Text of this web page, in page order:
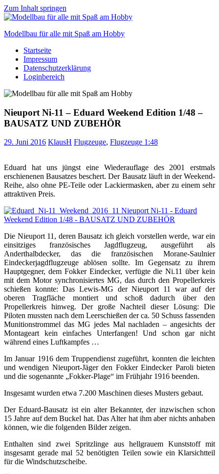
Zum Inhalt springen
Modellbau für alle mit Spaß am Hobby
Scale
modelling
to
Startseite
Impressum
Datenschutzerklärung
Loginbereich
Nieuport Ni-11 – Eduard Weekend Edition 1/48 –
BAUSATZ UND ZUBEHÖR
29. Juni 2016 KlausH Flugzeuge, Flugzeuge 1:48
Eduard hat uns jüngst eine Wiederauflage des 2001 erstmals
erschienenen Bausatzes beschert. Der Bausatz läuft in der Weekend-
Reihe, also ohne PE-Teile oder Lackiermasken, aber zu einem sehr
attraktiven Preis.
Die Nieuport 11, deren Bausatz ich gleich vorstellen werde, war ein
einsitziges französisches Jagdflugzeug, ausgeführt als
Anderthalbdecker, das die französischen Morane-Saulnier
Eindeckerjagdflugzeuge ablösen sollte. Im Gegensatz zu ihrem
Hauptgegner, dem Fokker Eindecker, verfügte die Ni.11 über kein
mit dem Motor synchronisiertes MG, das durch den Propellerkreis
schießen konnte: Das Lewis-MG der Nieuport 11 war auf der
oberen Tragfläche montiert und schoß dadurch über den
Propellerkreis hinweg. Der große Nachteil dieser Lösung: Die
Piloten mussten nach dem Leerschießen der ca. 50 Schuss fassenden
Munitionstrommel das MG jedes Mal nachladen – angesichts der
Montageart kein einfaches Unterfangen! Und schon gar nicht
während eines Luftkampfes …
Im Januar 1916 dem Truppendienst zugeführt, konnten die leichten
und wendigen Nieuport-Jäger den Fokker Eindecker Paroli bieten
und die sogenannte „Fokker-Plage“ im Frühjahr 1916 beenden.
Insgesamt wurden etwa 7.200 Maschinen dieses Musters gebaut.
Der Eduard-Bausatz ist ein alter Bekannter, der inzwischen schon
15 Jahre auf dem Buckel hat. Das Alter hat ihm aber nichts anhaben
können, wie die folgenden Bilder zeigen.
Enthalten sind zwei Spritzlinge aus hellgrauem Kunststoff mit
insgesamt gerade mal 52 benötigten Teilen sowie ein Klarsichtteil
für die Windschutzscheibe.